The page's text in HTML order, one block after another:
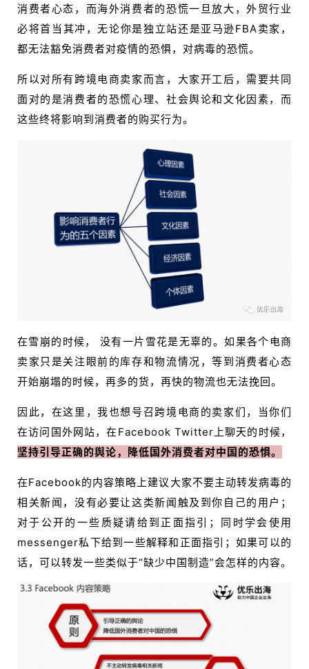
消费者心态，而海外消费者的恐慌一旦放大，外贸行业
必将首当其冲，无论你是独立站还是亚马逊FBA卖家，
都无法豁免消费者对疫情的恐惧，对病毒的恐慌。
所以对所有跨境电商卖家而言，大家开工后，需要共同
面对的是消费者的恐慌心理、社会舆论和文化因素，而
这些终将影响到消费者的购买行为。
在雪崩的时候， 没有一片雪花是无辜的。如果各个电商
卖家只是关注眼前的库存和物流情况，等到消费者心态
开始崩塌的时候，再多的货，再快的物流也无法挽回。
因此，在这里，我也想号召跨境电商的卖家们，当你们
在访问国外网站，在Facebook Twitter上聊天的时候，
坚持引导正确的舆论，降低国外消费者对中国的恐惧。
在Facebook的内容策略上建议大家不要主动转发病毒的
相关新闻，没有必要让这类新闻触及到你自己的用户；
对于公开的一些质疑请给到正面指引；同时学会使用
messenger私下给到一些解释和正面指引；如果可以的
话，可以转发一些类似于“缺少中国制造”会怎样的内容。